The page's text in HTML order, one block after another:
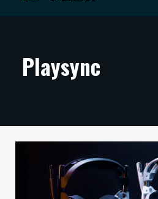
ARTIKKELIT
TECHBBS
Playsync